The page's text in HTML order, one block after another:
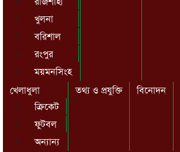
খুলনা
বরিশাল
রংপুর
ময়মনসিংহ
খেলাধুলা
ক্রিকেট
ফুটবল
অন্যান্য
তথ্য ও প্রযুক্তি বিনোদন